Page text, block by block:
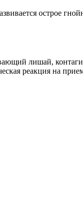
острое
лишай,
реакция на